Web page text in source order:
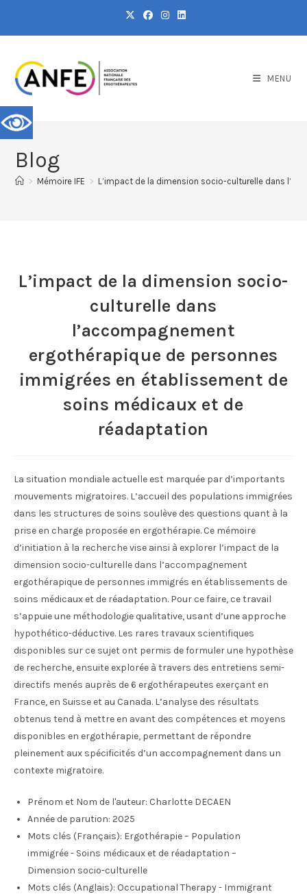
MENU
Blog
> Mémoire IFE > L’impact de la dimension socio-culturelle dans
L’impact de la dimension socio-
culturelle dans
l’accompagnement
ergothérapique de personnes
immigrées en établissement de
soins médicaux et de
réadaptation
La situation mondiale actuelle est marquée par d’importants
mouvements migratoires. L’accueil des populations immigrées
dans les structures de soins soulève des questions quant à la
prise en charge proposée en ergothérapie. Ce mémoire
d’initiation à la recherche vise ainsi à explorer l’impact de la
dimension socio-culturelle dans l’accompagnement
ergothérapique de personnes immigrés en établissements de
soins médicaux et de réadaptation. Pour ce faire, ce travail
s’appuie une méthodologie qualitative, usant d’une approche
hypothético-déductive. Les rares travaux scientifiques
disponibles sur ce sujet ont permis de formuler une hypothèse
de recherche, ensuite explorée à travers des entretiens semi-
directifs menés auprès de 6 ergothérapeutes exerçant en
France, en Suisse et au Canada. L’analyse des résultats
obtenus tend à mettre en avant des compétences et moyens
disponibles en ergothérapie, permettant de répondre
pleinement aux spécificités d’un accompagnement dans un
contexte migratoire.
Prénom et Nom de l'auteur: Charlotte DECAEN
Année de parution: 2025
Mots clés (Français): Ergothérapie – Population
immigrée - Soins médicaux et de réadaptation –
Dimension socio-culturelle
Mots clés (Anglais): Occupational Therapy - Immigrant